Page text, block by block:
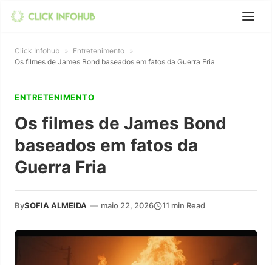
Click Infohub » Entretenimento »
Os filmes de James Bond baseados em fatos da Guerra Fria
ENTRETENIMENTO
Os filmes de James Bond
baseados em fatos da
Guerra Fria
BySOFIA ALMEIDA — maio 22, 2026 11 min Read